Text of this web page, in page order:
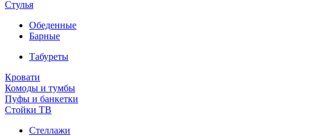
Стулья
Обеденные
Барные
Табуреты
Кровати
Комоды и тумбы
Пуфы и банкетки
Стойки ТВ
Стеллажи